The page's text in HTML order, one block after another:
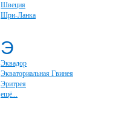
Швеция
Шри-Ланка
Э
Эквадор
Экваториальная Гвинея
Эритрея
ещё...